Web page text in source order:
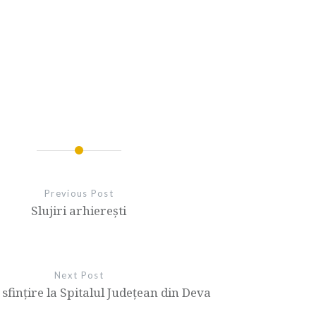
Previous Post
Slujiri arhiereşti
Next Post
la Spitalul Județean din Deva